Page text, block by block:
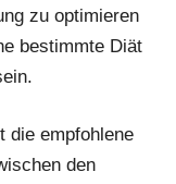
zu optimieren
bestimmte Diät
die empfohlene
den